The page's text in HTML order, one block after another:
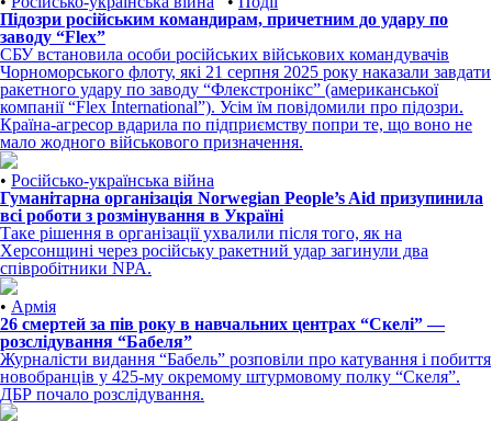
Підозри російським командирам, причетним до удару по
заводу “Flex”
СБУ встановила особи російських військових командувачів
Чорноморського флоту, які 21 серпня 2025 року наказали завдати
ракетного удару по заводу “Флекстронікс” (американської
компанії “Fleх International”). Усім їм повідомили про підозри.
Країна-агресор вдарила по підприємству попри те, що воно не
мало жодного військового призначення.
• Російсько-українська війна
Гуманітарна організація Norwegian People’s Aid призупинила
всі роботи з розмінування в Україні
Таке рішення в організації ухвалили після того, як на
Херсонщині через російську ракетний удар загинули два
співробітники NPA.
• Армія
26 смертей за пів року в навчальних центрах “Скелі” —
розслідування “Бабеля”
Журналісти видання “Бабель” розповіли про катування і побиття
новобранців у 425-му окремому штурмовому полку “Скеля”.
ДБР почало розслідування.